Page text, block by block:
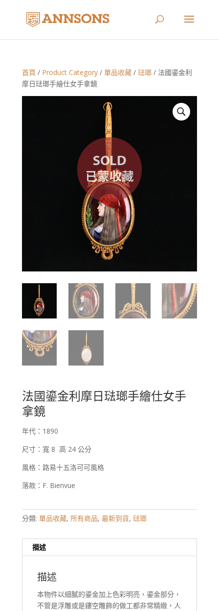
首頁 / Product Category/ 單品收藏/ 琺瑯/ 法國鎏金利
摩日琺瑯手繪仕女手拿鏡
法國鎏金利摩日琺瑯手繪仕女手
拿鏡
年代：1890
尺寸：寬 8 高 24 公分
風格：路易十五洛可可風格
落款：F. Bienvue
分類: 單品收藏, 所有商品, 最新到貨, 琺瑯
描述
描述
本物件以細膩的鎏金加上色彩明亮，鎏金部分，
不管是浮雕或是鏤空雕飾的做工都非常精緻，人